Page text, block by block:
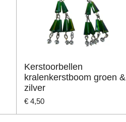
Kerstoorbellen
kralenkerstboom groen &
zilver
€ 4,50